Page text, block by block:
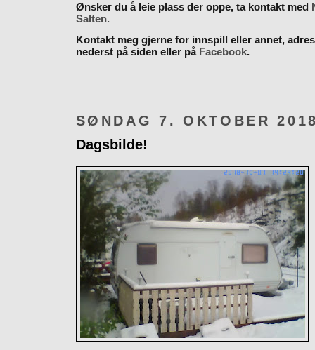
Ønsker du å leie plass der oppe, ta kontakt med
Salten.
Kontakt meg gjerne for innspill eller annet,
nederst på siden eller på Facebook.
SØNDAG 7. OKTOBER
Dagsbilde!